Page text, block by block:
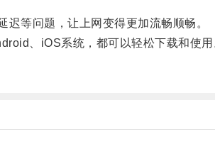
等问题，让上网变得更加流畅顺畅。
、iOS系统，都可以轻松下载和使用